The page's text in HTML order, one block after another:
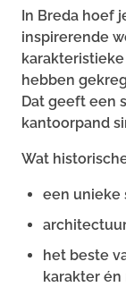
In Breda hoef
inspirerende
hebben
Dat geeft een
kantoorpand
Wat
een unieke
het beste
karakter